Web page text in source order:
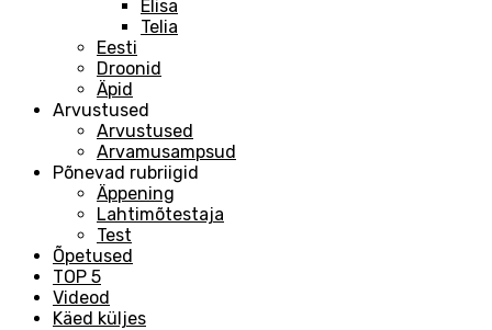
Elisa
Telia
Eesti
Droonid
Äpid
Arvustused
Arvustused
Arvamusampsud
Põnevad rubriigid
Äppening
Lahtimõtestaja
Test
Õpetused
TOP 5
Videod
Käed küljes